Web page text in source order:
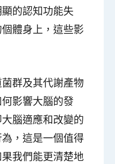
的認知功能失
體身上，這些影
群及其代謝產物
何影響大腦的發
腦適應和改變的
，這是一個值得
我們能更清楚地